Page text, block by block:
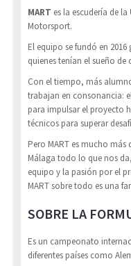
MART es la escudería de la
Motorsport.
El equipo se fundó en
quienes tenían el sueño
Con el tiempo, más
trabajan en consonancia:
para impulsar el proyecto
técnicos para superar
Pero MART es mucho
Málaga todo lo que nos
equipo y la pasión por el
MART sobre todo es una
SOBRE LA
Es un campeonato
diferentes países como